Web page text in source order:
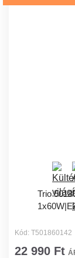
Trio
Kód: T501860142
22 990 Ft